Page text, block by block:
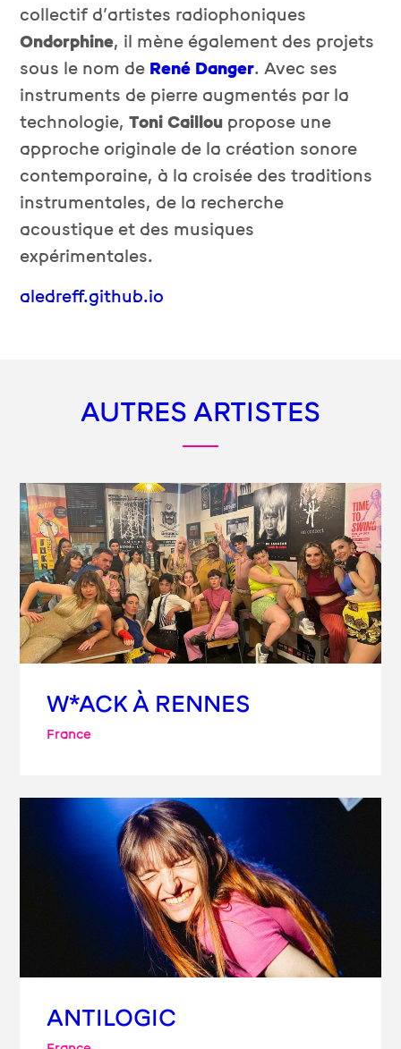
collectif d’artistes radiophoniques
Ondorphine, il mène également des projets
sous le nom de René Danger. Avec ses
instruments de pierre augmentés par la
technologie,Toni Caillou propose une
approche originale de la création sonore
contemporaine, à la croisée des traditions
instrumentales, de la recherche
acoustique et des musiques
expérimentales.
aledreff.github.io
AUTRES ARTISTES
W*ACK À RENNES
France
ANTILOGIC